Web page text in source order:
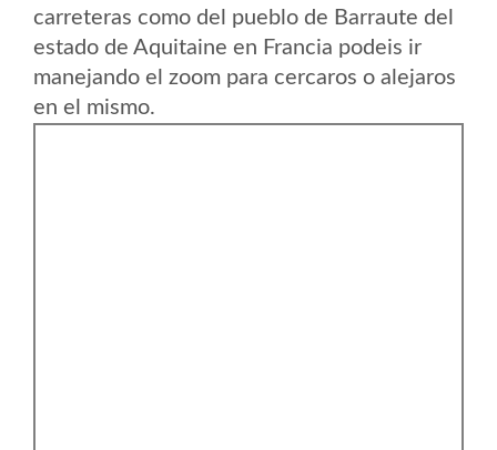
carreteras como del pueblo de Barraute del
estado de Aquitaine en Francia podeis ir
manejando el zoom para cercaros o alejaros
en el mismo.